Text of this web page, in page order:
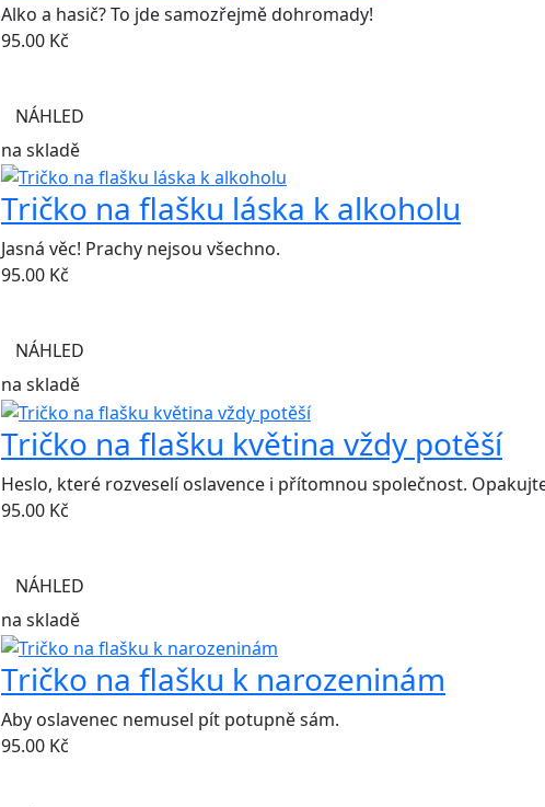
Alko a hasič? To jde samozřejmě dohromady!
95.00 Kč
NÁHLED
na skladě
Tričko na flašku láska k alkoholu
Jasná věc! Prachy nejsou všechno.
95.00 Kč
NÁHLED
na skladě
Tričko na flašku květina vždy potěší
Heslo, které rozveselí oslavence i přítomnou společnost.
95.00 Kč
NÁHLED
na skladě
Tričko na flašku k narozeninám
Aby oslavenec nemusel pít potupně sám.
95.00 Kč